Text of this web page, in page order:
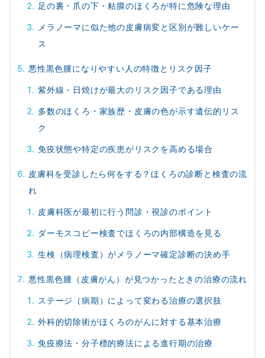
足の裏・爪の下・粘膜のほくろが特に危険な理由
メラノーマに似た他の皮膚病変と区別が難しいケー
ス
悪性黒色腫になりやすい人の特徴とリスク因子
紫外線・日焼けが最大のリスク因子である理由
多数のほくろ・家族歴・皮膚の色が示す遺伝的リス
ク
免疫状態や特定の疾患がリスクを高める場合
皮膚科を受診したら何をする？ほくろの診断と検査の流
れ
皮膚科医が最初に行う問診・視診のポイント
ダーモスコピー検査でほくろの内部構造を見る
生検（病理検査）がメラノーマ確定診断の決め手
悪性黒色腫（皮膚がん）が見つかったときの治療の流れ
ステージ（病期）によって変わる治療の選択肢
外科的切除術がほくろのがんに対する基本治療
免疫療法・分子標的療法による進行期の治療